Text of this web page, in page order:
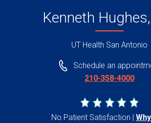
Kenneth
UT Health San Antonio
Schedule an
210-358-4000
No Patient Satisfaction